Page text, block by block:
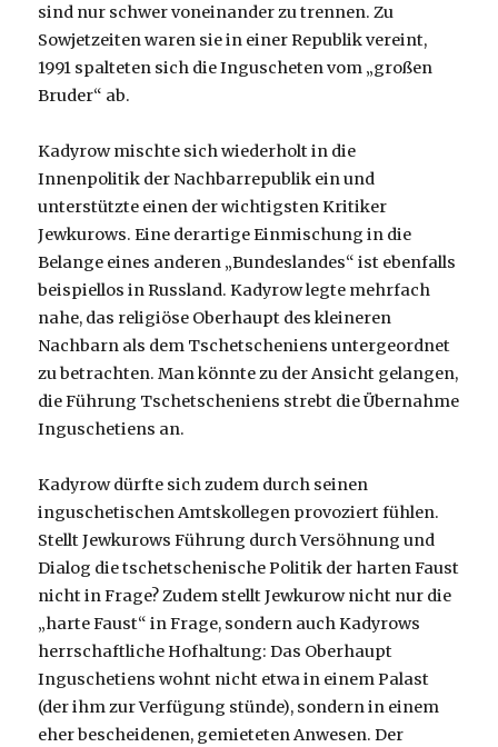
sind nur schwer voneinander zu trennen. Zu
Sowjetzeiten waren sie in einer Republik vereint,
1991 spalteten sich die Inguscheten vom „großen
Bruder“ ab.
Kadyrow mischte sich wiederholt in die
Innenpolitik der Nachbarrepublik ein und
unterstützte einen der wichtigsten Kritiker
Jewkurows. Eine derartige Einmischung in die
Belange eines anderen „Bundeslandes“ ist ebenfalls
beispiellos in Russland. Kadyrow legte mehrfach
nahe, das religiöse Oberhaupt des kleineren
Nachbarn als dem Tschetscheniens untergeordnet
zu betrachten. Man könnte zu der Ansicht gelangen,
die Führung Tschetscheniens strebt die Übernahme
Inguschetiens an.
Kadyrow dürfte sich zudem durch seinen
inguschetischen Amtskollegen provoziert fühlen.
Stellt Jewkurows Führung durch Versöhnung und
Dialog die tschetschenische Politik der harten Faust
nicht in Frage? Zudem stellt Jewkurow nicht nur die
„harte Faust“ in Frage, sondern auch Kadyrows
herrschaftliche Hofhaltung: Das Oberhaupt
Inguschetiens wohnt nicht etwa in einem Palast
(der ihm zur Verfügung stünde), sondern in einem
eher bescheidenen, gemieteten Anwesen. Der